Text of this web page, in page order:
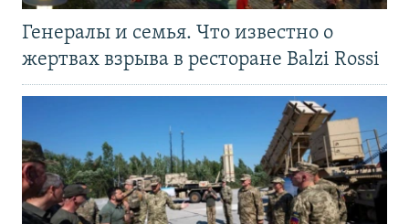
Генералы и семья. Что известно о
жертвах взрыва в ресторане Balzi Rossi